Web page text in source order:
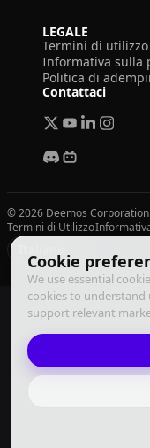
Cookie
We use essential
cookies to understand
support relevant
LEGALE
Termini di utilizzo
Informativa sulla
Politica di
Contattaci
© 2026 Deemos
Termini di Utilizzo